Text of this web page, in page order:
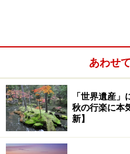
寺院にひと目で気づくは
インドやスリランカのヒ
ャンマーのパゴダの面影
はスコータイとの驚くほど
ワット・プラ・ケオ（エ
バンコクの華麗な宮殿群
い。
あわせ
「世界遺産
秋の行楽に本
新】